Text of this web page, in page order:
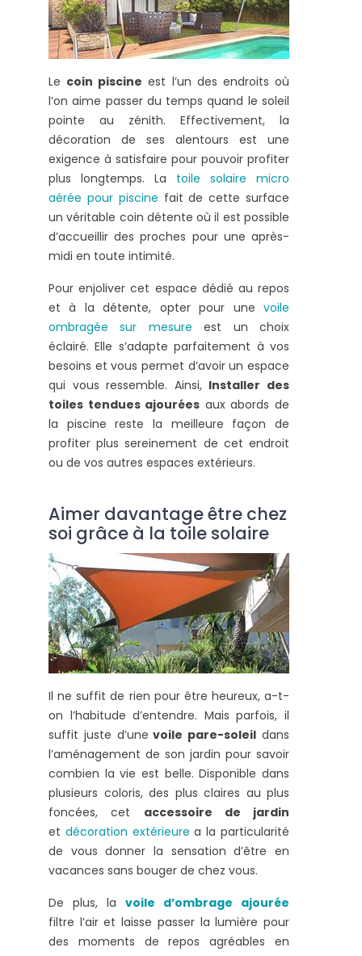
Le coin piscine est l’un des endroits où
l’on aime passer du temps quand le soleil
pointe au zénith. Effectivement, la
décoration de ses alentours est une
exigence à satisfaire pour pouvoir profiter
plus longtemps. La toile solaire micro
aérée pour piscine fait de cette surface
un véritable coin détente où il est possible
d’accueillir des proches pour une après-
midi en toute intimité.
Pour enjoliver cet espace dédié au repos
et à la détente, opter pour une voile
ombragée sur mesure est un choix
éclairé. Elle s’adapte parfaitement à vos
besoins et vous permet d’avoir un espace
qui vous ressemble. Ainsi, Installer des
toiles tendues ajourées aux abords de
la piscine reste la meilleure façon de
profiter plus sereinement de cet endroit
ou de vos autres espaces extérieurs.
Aimer davantage être chez
soi grâce à la toile solaire
Il ne suffit de rien pour être heureux, a-t-
on l’habitude d’entendre. Mais parfois, il
suffit juste d’une voile pare-soleil dans
l’aménagement de son jardin pour savoir
combien la vie est belle. Disponible dans
plusieurs coloris, des plus claires au plus
foncées, cet accessoire de jardin
et décoration extérieure a la particularité
de vous donner la sensation d’être en
vacances sans bouger de chez vous.
De plus, la voile d’ombrage ajourée
filtre l’air et laisse passer la lumière pour
des moments de repos agréables en